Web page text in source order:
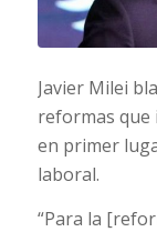
Javier Milei
reformas que
en primer
laboral.
“Para la